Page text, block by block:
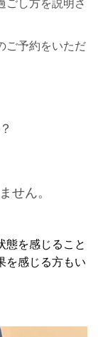
ごし方を説明さ
ご予約をいただ
せん。
態を感じること
を感じる方もい